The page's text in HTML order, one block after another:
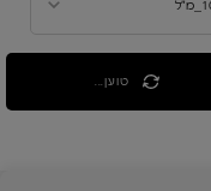
טוען...